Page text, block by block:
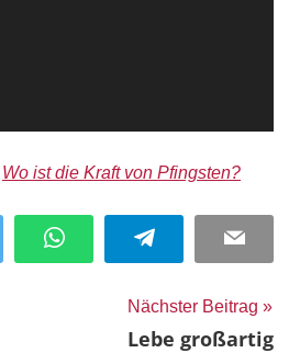
Wo ist die Kraft von Pfingsten?
WhatsApp Telegram Email
Nächster Beitrag
Lebe großartig